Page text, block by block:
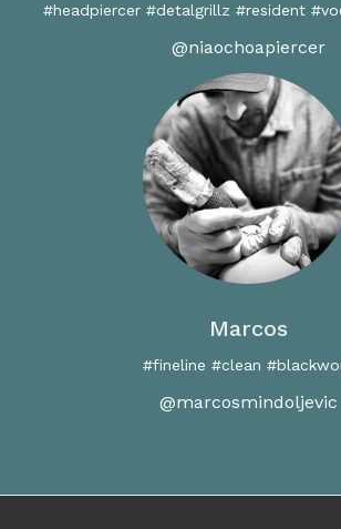
#headpiercer #detalgrillz #resident
@niaochoapiercer
Marcos
#fineline #clean
@marcosmindoljevic